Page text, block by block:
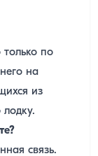
по
на
из
связь.